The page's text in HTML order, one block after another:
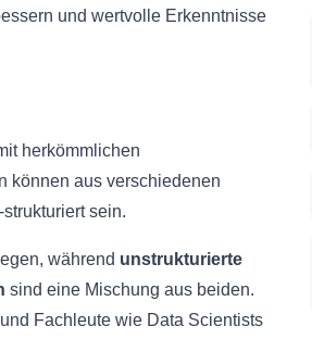
und wertvolle Erkenntnisse
herkömmlichen
können aus verschiedenen
sein.
während unstrukturierte
sind eine Mischung aus beiden.
Fachleute wie Data Scientists